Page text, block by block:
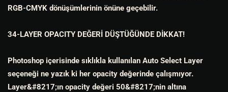
RGB-CMYK dönüşümlerinin önüne geçebilir.
34-LAYER OPACITY DEĞERİ DÜŞTÜĞÜNDE DİKKAT!
Photoshop içerisinde sıklıkla kullanılan Auto Select Layer
seçeneği ne yazık ki her opacity değerinde çalışmıyor.
Layer&#8217;ın opacity değeri 50&#8217;nin altına